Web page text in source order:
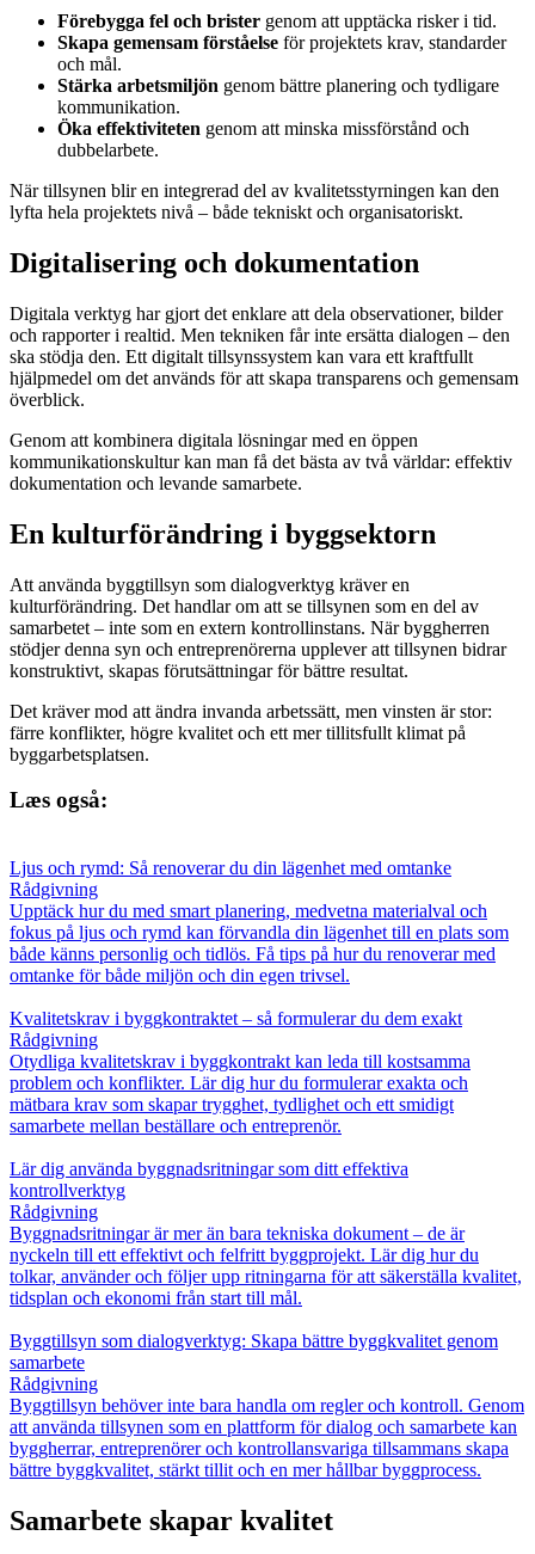
Förebygga fel och brister genom att upptäcka risker i tid.
Skapa gemensam förståelse för projektets krav, standarder
och mål.
Stärka arbetsmiljön genom bättre planering och tydligare
kommunikation.
Öka effektiviteten genom att minska missförstånd och
dubbelarbete.
När tillsynen blir en integrerad del av kvalitetsstyrningen kan den
lyfta hela projektets nivå – både tekniskt och organisatoriskt.
Digitalisering och dokumentation
Digitala verktyg har gjort det enklare att dela observationer, bilder
och rapporter i realtid. Men tekniken får inte ersätta dialogen – den
ska stödja den. Ett digitalt tillsynssystem kan vara ett kraftfullt
hjälpmedel om det används för att skapa transparens och gemensam
överblick.
Genom att kombinera digitala lösningar med en öppen
kommunikationskultur kan man få det bästa av två världar: effektiv
dokumentation och levande samarbete.
En kulturförändring i byggsektorn
Att använda byggtillsyn som dialogverktyg kräver en
kulturförändring. Det handlar om att se tillsynen som en del av
samarbetet – inte som en extern kontrollinstans. När byggherren
stödjer denna syn och entreprenörerna upplever att tillsynen bidrar
konstruktivt, skapas förutsättningar för bättre resultat.
Det kräver mod att ändra invanda arbetssätt, men vinsten är stor:
färre konflikter, högre kvalitet och ett mer tillitsfullt klimat på
byggarbetsplatsen.
Læs også:
Ljus och rymd: Så renoverar du din lägenhet med omtanke
Rådgivning
Upptäck hur du med smart planering, medvetna materialval och
fokus på ljus och rymd kan förvandla din lägenhet till en plats som
både känns personlig och tidlös. Få tips på hur du renoverar med
omtanke för både miljön och din egen trivsel.
Kvalitetskrav i byggkontraktet – så formulerar du dem exakt
Rådgivning
Otydliga kvalitetskrav i byggkontrakt kan leda till kostsamma
problem och konflikter. Lär dig hur du formulerar exakta och
mätbara krav som skapar trygghet, tydlighet och ett smidigt
samarbete mellan beställare och entreprenör.
Lär dig använda byggnadsritningar som ditt effektiva
kontrollverktyg
Rådgivning
Byggnadsritningar är mer än bara tekniska dokument – de är
nyckeln till ett effektivt och felfritt byggprojekt. Lär dig hur du
tolkar, använder och följer upp ritningarna för att säkerställa kvalitet,
tidsplan och ekonomi från start till mål.
Byggtillsyn som dialogverktyg: Skapa bättre byggkvalitet genom
samarbete
Rådgivning
Byggtillsyn behöver inte bara handla om regler och kontroll. Genom
att använda tillsynen som en plattform för dialog och samarbete kan
byggherrar, entreprenörer och kontrollansvariga tillsammans skapa
bättre byggkvalitet, stärkt tillit och en mer hållbar byggprocess.
Samarbete skapar kvalitet